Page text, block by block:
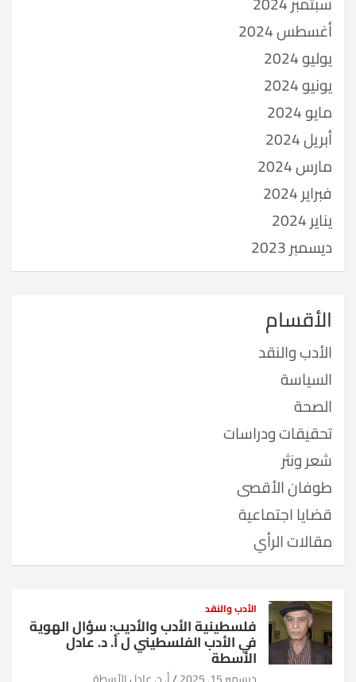
أغسطس 2024
يوليو 2024
يونيو 2024
مايو 2024
أبريل 2024
مارس 2024
فبراير 2024
يناير 2024
ديسمبر 2023
الأقسام
الأدب والنقد
السياسة
الصحة
تحقيقات ودراسات
شعر ونثر
طوفان الأقصى
قضايا اجتماعية
مقالات الرأي
الأدب والنقد
فلسطينية الأدب والأديب: سؤال الهوية
في الأدب الفلسطيني ل أ. د. عادل
الأسطة